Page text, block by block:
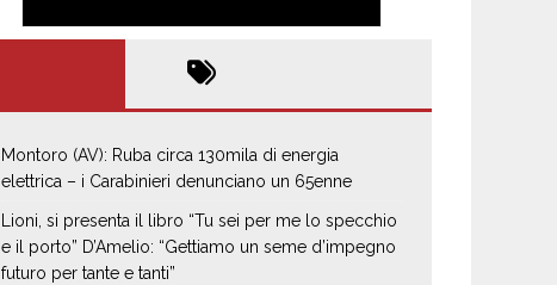
Montoro (AV): Ruba circa 130mila di energia
elettrica – i Carabinieri denunciano un 65enne
Lioni, si presenta il libro “Tu sei per me lo specchio
e il porto” D’Amelio: “Gettiamo un seme d’impegno
futuro per tante e tanti”